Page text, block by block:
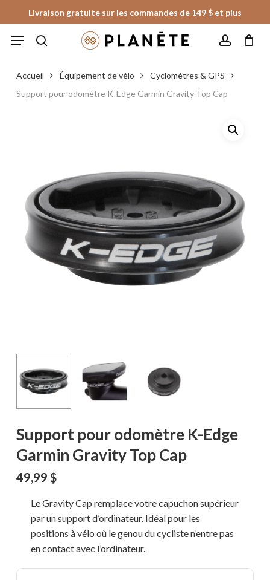
to
main
Livraison gratuite sur les commandes de 149 $ et plus
Menu
Fermer
le
panier
Accueil Équipement de vélo
Cyclomètres & GPS
Support pour odomètre K-Edge Garmin Gravity Top Cap
Support pour odomètre K-Edge
Garmin Gravity Top Cap
49,99 $
Le Gravity Cap remplace votre capuchon supérieur
par un support d’ordinateur. Idéal pour les
positions à vélo où le genou du cycliste n’entre pas
en contact avec l’ordinateur.